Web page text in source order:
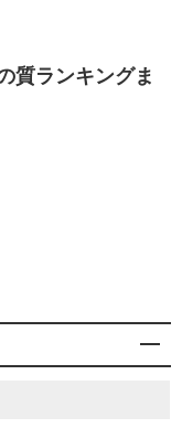
質ランキングま